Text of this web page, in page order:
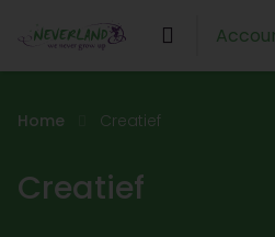
Home Creatief
Creatief